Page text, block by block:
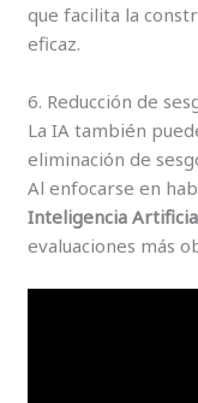
que facilita la
eficaz.
6. Reducción de
La IA también
eliminación de
Al enfocarse en
Inteligencia
evaluaciones más